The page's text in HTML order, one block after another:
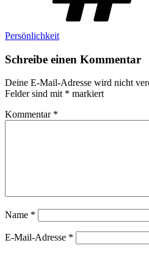
Persönlichkeit
Schreibe einen Kommentar
Deine E-Mail-Adresse wird nicht
Felder sind mit * markiert
Kommentar *
Name *
E-Mail-Adresse *